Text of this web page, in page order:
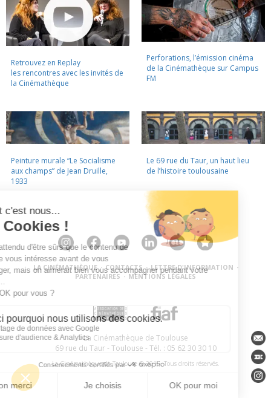
Retrouvez en Replay
les rencontres avec les invités de
la Cinémathèque
Perforations, l’émission cinéma
de la Cinémathèque sur Campus
FM
Peinture murale “Le Socialisme
aux champs” de Jean Druille,
1933
Le 69 rue du Taur, un haut lieu
de l’histoire toulousaine
LA CINÉMATHÈQUE · CONTACTS · LETTRE D'INFORMATION ·
PARTENAIRES · MENTIONS LÉGALES
La Cinémathèque de Toulouse
69 rue du Taur - Toulouse - Tél. : 05 62 30 30 10
La Cinémathèque de Toulouse © 2015. Tous droits réservés.